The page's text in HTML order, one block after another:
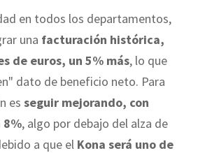
en todos los departamentos,
una facturación histórica,
de euros, un 5% más, lo que
dato de beneficio neto. Para
es seguir mejorando, con
8%, algo por debajo del alza de
a que el Kona será uno de